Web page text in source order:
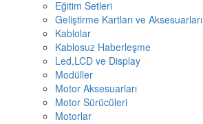
Eğitim Setleri
Geliştirme Kartları ve Aksesuarları
Kablolar
Kablosuz Haberleşme
Led,LCD ve Display
Modüller
Motor Aksesuarları
Motor Sürücüleri
Motorlar